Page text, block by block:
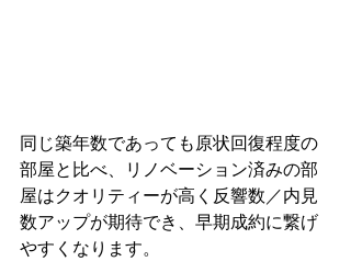
同じ築年数であっても原状回復程度の
部屋と比べ、リノベーション済みの部
屋はクオリティーが高く反響数／内見
数アップが期待でき、早期成約に繋げ
やすくなります。